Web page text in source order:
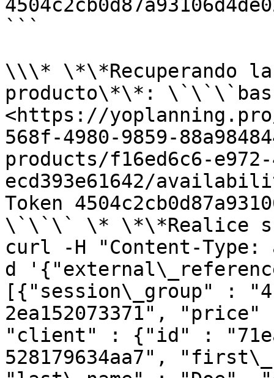
```
\\\* \*\*Recuperando
producto\*\*:
<https://
568f-4980-9859-
products/f16ed6c6-
ecd393e61642/
Token
\`\`\` \* \*\*Realice
curl -H "Content-
d
[{"session\_group" :
2ea152073371",
"client" : {"id" :
528179634aa7",